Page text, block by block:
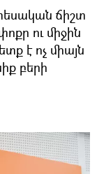
ճիշտ
ու միջին
է ոչ միայն
բերի